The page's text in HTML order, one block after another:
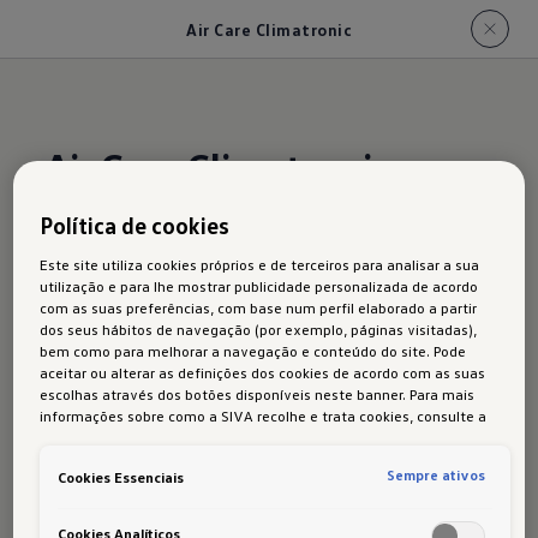
Air Care Climatronic
Air Care Climatronic:
Melhor clima em
movimento.
Um pouco mais quente aqui, um pouco mais frio
ali? Claro. O Air Care Climatronic garante
individualmente às suas necessidades para o
Política de cookies
Este site utiliza cookies próprios e de terceiros para analisar a sua
utilização e para lhe mostrar publicidade personalizada de acordo
com as suas preferências, com base num perfil elaborado a partir
dos seus hábitos de navegação (por exemplo, páginas visitadas),
bem como para melhorar a navegação e conteúdo do site. Pode
aceitar ou alterar as definições dos cookies de acordo com as suas
escolhas através dos botões disponíveis neste banner. Para mais
informações sobre como a SIVA recolhe e trata cookies, consulte a
Cookies Essenciais Sempre ativos
Cookies Analíticos